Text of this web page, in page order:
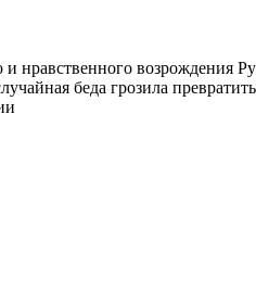
возрождения
беда грозила